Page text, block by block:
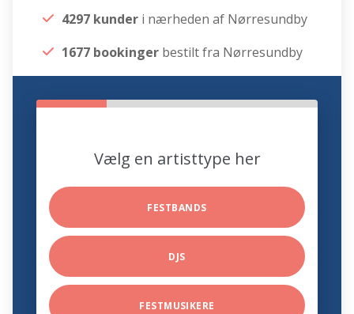
4297 kunder i nærheden af Nørresundby
1677 bookinger bestilt fra Nørresundby
Vælg en artisttype her
FESTBANDS
DJS
FESTMUSIKERE